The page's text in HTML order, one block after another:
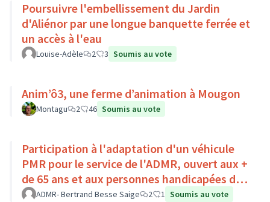
Poursuivre l'embellissement du Jardin
d'Aliénor par une longue banquette ferrée et
un accès à l'eau
Louise-Adèle 2 3 Soumis au vote
Anim’ô3, une ferme d’animation à Mougon
Montagu 2 46 Soumis au vote
Participation à l'adaptation d'un véhicule
PMR pour le service de l'ADMR, ouvert aux +
de 65 ans et aux personnes handicapées du
Pays Loire-Touraine.
ADMR- Bertrand Besse Saige 2 1 Soumis au vote